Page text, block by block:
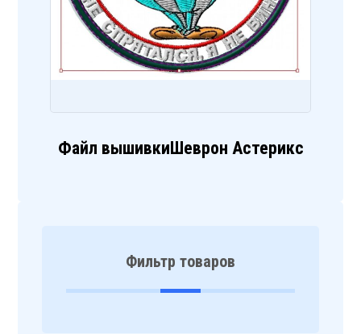
Файл вышивкиШеврон Астерикс
Фильтр товаров